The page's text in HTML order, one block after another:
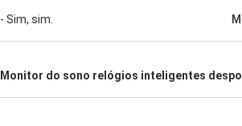
- Sim, sim.
Monitor do sono relógios inteligentes